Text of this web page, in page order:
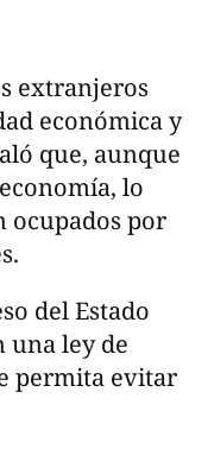
extranjeros
económica y
que, aunque
lo
ocupados por
del Estado
una ley de
permita evitar